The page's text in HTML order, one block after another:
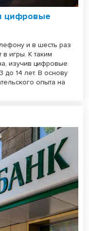
цифровые
и в шесть раз
в игры. К таким
изучив цифровые
до 14 лет. В основу
опыта на